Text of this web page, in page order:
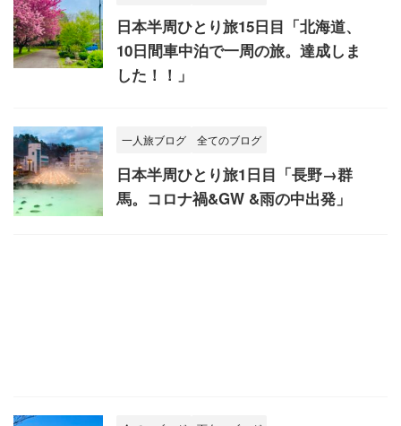
日本半周ひとり旅15日目「北海道、
10日間車中泊で一周の旅。達成しま
した！！」
一人旅ブログ 全てのブログ
日本半周ひとり旅1日目「長野→群
馬。コロナ禍&GW &雨の中出発」